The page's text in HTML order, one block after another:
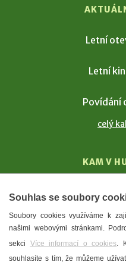
Letní
Letní
Povídání
celý
KAM V
T. G.
Souhlas se soubory
Soubory cookies využíváme k
našimi webovými stránkami.
sekci Více informací o cookies.
souhlasíte s tím, že můžeme